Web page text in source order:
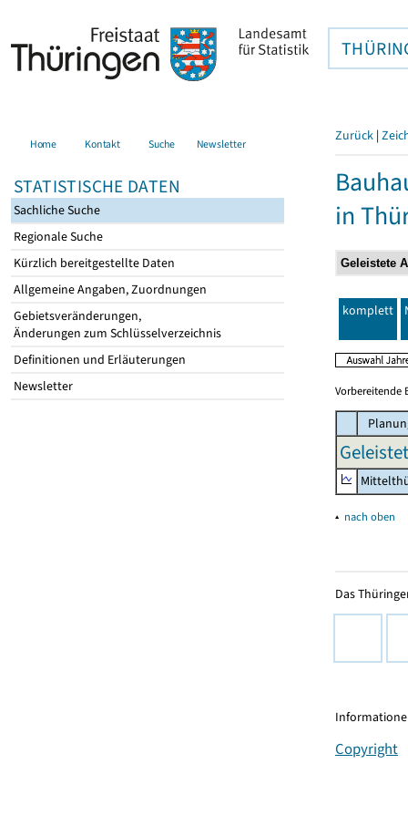
Home Kontakt Suche Newsletter
STATISTISCHE DATEN
Sachliche Suche
Regionale Suche
Kürzlich bereitgestellte Daten
Allgemeine Angaben, Zuordnungen
Gebietsveränderungen,
Änderungen zum Schlüsselverzeichnis
Definitionen und Erläuterungen
Newsletter
Zurück |
in
komplett
Vorbereitende
▴ nach oben
Das
Copyright